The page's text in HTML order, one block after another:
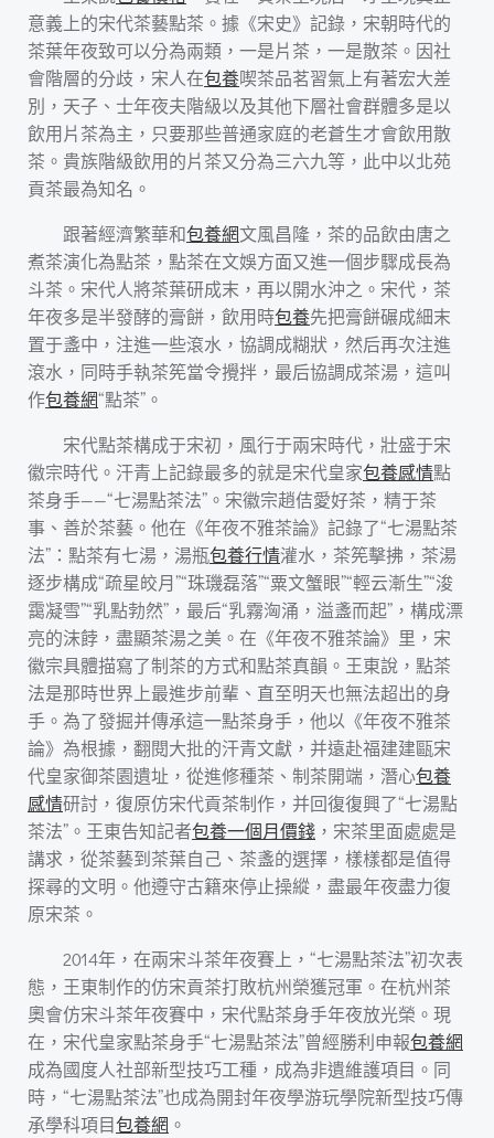
意義上的宋代茶藝點茶。據《宋史》記錄，宋朝時代的
茶葉年夜致可以分為兩類，一是片茶，一是散茶。因社
會階層的分歧，宋人在包養喫茶品茗習氣上有著宏大差
別，天子、士年夜夫階級以及其他下層社會群體多是以
飲用片茶為主，只要那些普通家庭的老蒼生才會飲用散
茶。貴族階級飲用的片茶又分為三六九等，此中以北苑
貢茶最為知名。
跟著經濟繁華和包養網文風昌隆，茶的品飲由唐之
煮茶演化為點茶，點茶在文娛方面又進一個步驟成長為
斗茶。宋代人將茶葉研成末，再以開水沖之。宋代，茶
年夜多是半發酵的膏餅，飲用時包養先把膏餅碾成細末
置于盞中，注進一些滾水，協調成糊狀，然后再次注進
滾水，同時手執茶筅當令攪拌，最后協調成茶湯，這叫
作包養網“點茶”。
宋代點茶構成于宋初，風行于兩宋時代，壯盛于宋
徽宗時代。汗青上記錄最多的就是宋代皇家包養感情點
茶身手——“七湯點茶法”。宋徽宗趙佶愛好茶，精于茶
事、善於茶藝。他在《年夜不雅茶論》記錄了“七湯點茶
法”：點茶有七湯，湯瓶包養行情灌水，茶筅擊拂，茶湯
逐步構成“疏星皎月”“珠璣磊落”“粟文蟹眼”“輕云漸生”“浚
靄凝雪”“乳點勃然”，最后“乳霧洶涌，溢盞而起”，構成漂
亮的沫餑，盡顯茶湯之美。在《年夜不雅茶論》里，宋
徽宗具體描寫了制茶的方式和點茶真韻。王東說，點茶
法是那時世界上最進步前輩、直至明天也無法超出的身
手。為了發掘并傳承這一點茶身手，他以《年夜不雅茶
論》為根據，翻閱大批的汗青文獻，并遠赴福建建甌宋
代皇家御茶園遺址，從進修種茶、制茶開端，潛心包養
感情研討，復原仿宋代貢茶制作，并回復復興了“七湯點
茶法”。王東告知記者包養一個月價錢 ，宋茶里面處處是
講求，從茶藝到茶葉自己、茶盞的選擇，樣樣都是值得
探尋的文明。他遵守古籍來停止操縱，盡最年夜盡力復
原宋茶。
2014年，在兩宋斗茶年夜賽上，“七湯點茶法”初次表
態，王東制作的仿宋貢茶打敗杭州榮獲冠軍。在杭州茶
奧會仿宋斗茶年夜賽中，宋代點茶身手年夜放光榮。現
在，宋代皇家點茶身手“七湯點茶法”曾經勝利申報包養網
成為國度人社部新型技巧工種，成為非遺維護項目。同
時，“七湯點茶法”也成為開封年夜學游玩學院新型技巧傳
承學科項目包養網 。